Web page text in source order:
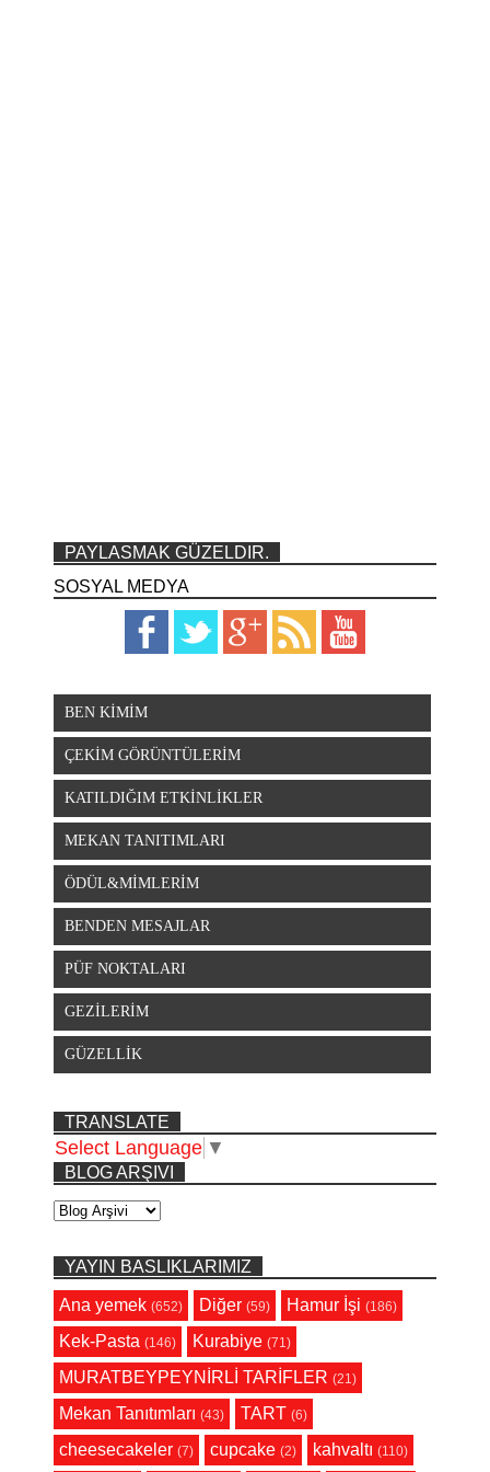
PAYLASMAK GÜZELDIR.
SOSYAL MEDYA
BEN KİMİM
ÇEKİM GÖRÜNTÜLERİM
KATILDIĞIM ETKİNLİKLER
MEKAN TANITIMLARI
ÖDÜL&MİMLERİM
BENDEN MESAJLAR
PÜF NOKTALARI
GEZİLERİM
GÜZELLİK
TRANSLATE
Select Language ▼
BLOG ARŞIVI
YAYIN BASLIKLARIMIZ
Ana yemek (652) Diğer (59) Hamur İşi (186)
Kek-Pasta (146) Kurabiye (71)
MURATBEYPEYNİRLİ TARİFLER (21)
Mekan Tanıtımları (43) TART (6)
cheesecakeler (7) cupcake (2) kahvaltı (110)